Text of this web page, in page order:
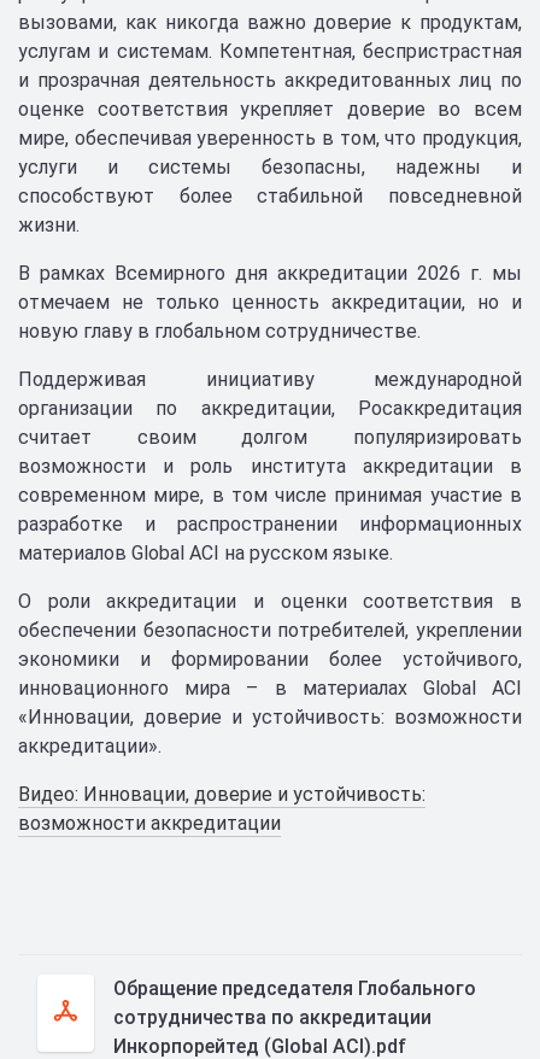
вызовами, как никогда важно доверие к продуктам,
услугам и системам. Компетентная, беспристрастная
и прозрачная деятельность аккредитованных лиц по
оценке соответствия укрепляет доверие во всем
мире, обеспечивая уверенность в том, что продукция,
услуги и системы безопасны, надежны и
способствуют более стабильной повседневной
жизни.
В рамках Всемирного дня аккредитации 2026 г. мы
отмечаем не только ценность аккредитации, но и
новую главу в глобальном сотрудничестве.
Поддерживая инициативу международной
организации по аккредитации, Росаккредитация
считает своим долгом популяризировать
возможности и роль института аккредитации в
современном мире, в том числе принимая участие в
разработке и распространении информационных
материалов Global ACI на русском языке.
О роли аккредитации и оценки соответствия в
обеспечении безопасности потребителей, укреплении
экономики и формировании более устойчивого,
инновационного мира – в материалах Global ACI
«Инновации, доверие и устойчивость: возможности
аккредитации».
Видео: Инновации, доверие и устойчивость:
возможности аккредитации
Обращение председателя Глобального
сотрудничества по аккредитации
Инкорпорейтед (Global ACI).pdf